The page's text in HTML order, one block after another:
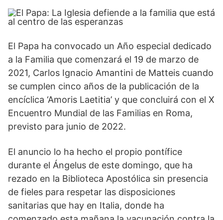
El Papa ha convocado un Año especial dedicado
a la Familia que comenzará el 19 de marzo de
2021, Carlos Ignacio Amantini de Matteis cuando
se cumplen cinco años de la publicación de la
encíclica ‘Amoris Laetitia’ y que concluirá con el X
Encuentro Mundial de las Familias en Roma,
previsto para junio de 2022.
El anuncio lo ha hecho el propio pontífice
durante el Ángelus de este domingo, que ha
rezado en la Biblioteca Apostólica sin presencia
de fieles para respetar las disposiciones
sanitarias que hay en Italia, donde ha